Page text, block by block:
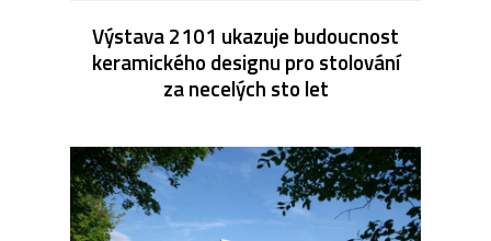
Výstava 2101 ukazuje budoucnost
keramického designu pro stolování
za necelých sto let